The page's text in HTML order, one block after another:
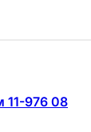
11-976 08